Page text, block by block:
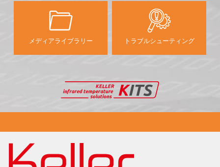
メディアライブラリー トラブルシューティング